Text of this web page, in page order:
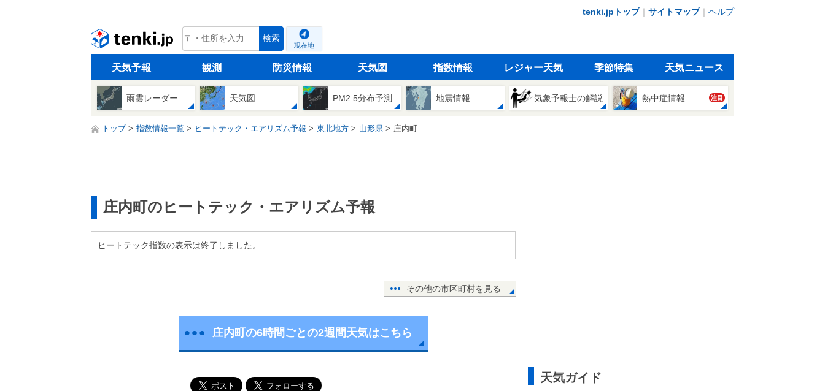
tenki.jpトップ｜ サイトマップ｜ ヘルプ
tenki.jp 検索
現在地
天気予報 観測 防災情報 天気図 指数情報 レジャー天気 季節特集 天気ニュース
雨雲レーダー 天気図 PM2.5分布予測 地震情報 気象予報士の解説 熱中症情報 注目
トップ 指数情報一覧 ヒートテック・エアリズム予報 東北地方 山形県 庄内町
庄内町のヒートテック・エアリズム予報
ヒートテック指数の表示は終了しました。
その他の市区町村を見る
庄内町の6時間ごとの2週間天気はこちら
天気ガイド